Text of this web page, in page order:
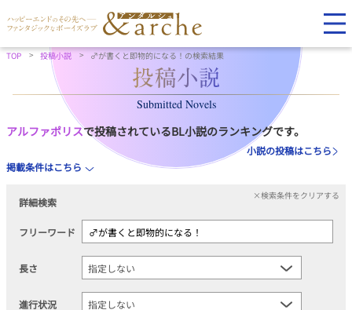
TOP 投稿小説 ♂が書くと即物的になる！の検索結果
Submitted Novels
アルファポリスで投稿されているBL小説のランキングです。
小説の投稿はこちら
掲載条件はこちら
詳細検索
×検索条件をクリアする
フリーワード
長さ
進行状況